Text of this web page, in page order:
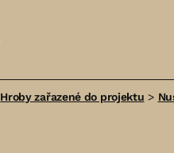
Hroby zařazené do projektu >